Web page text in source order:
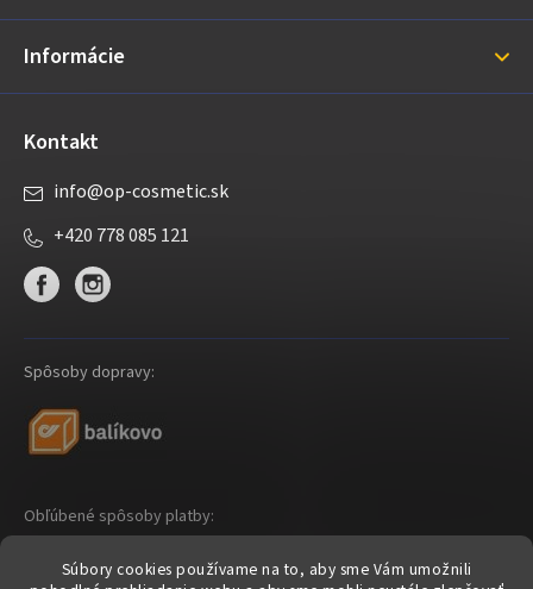
Súbory cookies používame na to, aby sme Vám umožnili
i
Informácie
Kontakt
info@op-cosmetic.sk
+420 778 085 121
Spôsoby dopravy:
Obľúbené spôsoby platby: